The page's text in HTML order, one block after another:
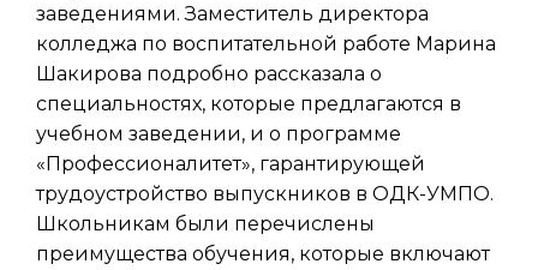
заведениями. Заместитель директора
колледжа по воспитательной работе Марина
Шакирова подробно рассказала о
специальностях, которые предлагаются в
учебном заведении, и о программе
«Профессионалитет», гарантирующей
трудоустройство выпускников в ОДК-УМПО.
Школьникам были перечислены
преимущества обучения, которые включают